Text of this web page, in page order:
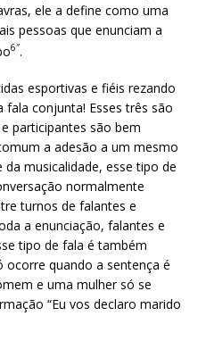
ele a define como uma
pessoas que enunciam a
6″.
esportivas e fiéis rezando
conjunta! Esses três são
participantes são bem
a adesão a um mesmo
musicalidade, esse tipo de
normalmente
turnos de falantes e
a enunciação, falantes e
tipo de fala é também
quando a sentença é
e uma mulher só se
“Eu vos declaro marido